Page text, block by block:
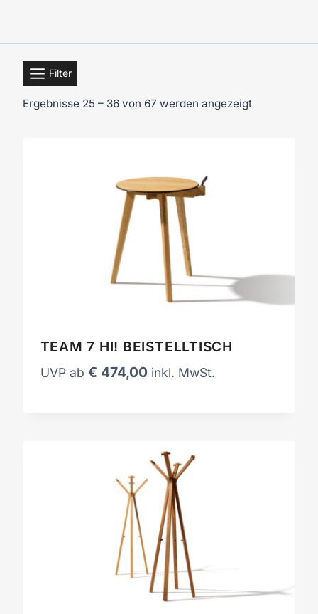
Filter
Ergebnisse 25 – 36 von 67 werden angezeigt
TEAM 7 HI! BEISTELLTISCH
UVP ab € 474,00 inkl. MwSt.